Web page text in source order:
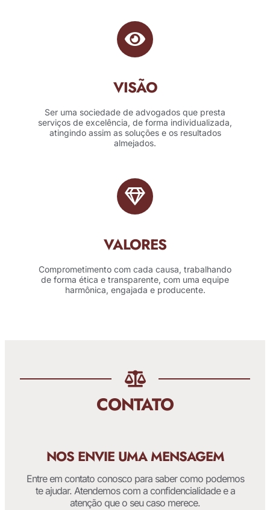
VISÃO
Ser uma sociedade de advogados que presta
serviços de excelência, de forma individualizada,
atingindo assim as soluções e os resultados
almejados.
VALORES
Comprometimento com cada causa, trabalhando
de forma ética e transparente, com uma equipe
harmônica, engajada e producente.
CONTATO
NOS ENVIE UMA MENSAGEM
Entre em contato conosco para saber como podemos
te ajudar. Atendemos com a confidencialidade e a
atenção que o seu caso merece.